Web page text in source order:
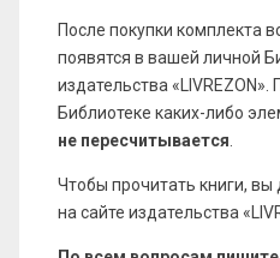
После покупки комплекта
появятся в вашей личной
издательства
Библиотеке каких-либо
не пересчитывается
Чтобы прочитать книги,
на сайте издательства